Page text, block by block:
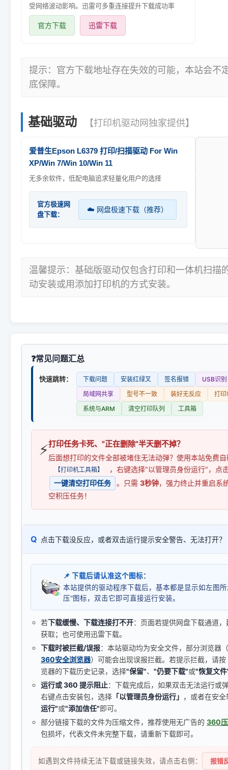
受网络波动影响。迅雷可多重连接提升下载成功率
官方下载 迅雷下载
提示：官方下载地址存在失效的可能，本站会不
底保障。
基础驱动 【打印机驱动网独家提供】
爱普生Epson L6379 打印/扫描驱动 For Win
XP/Win 7/Win 10/Win 11
无多余软件，低配电脑追求轻量化用户的选择
官方极速网
盘下载：
☁️ 网盘极速下载（推荐）
温馨提示：基础版驱动仅包含打印和一体机扫描
动安装或用添加打印机的方式安装。
常见问题汇总
快速跳转： 下载问题 安装红绿叉 签名报错
USB识别
局域网共享
型号不一致 装好无反应
打印
系统与ARM
清空打印队列 工具箱
⚡打印任务卡死、"正在删除"半天删不掉？
后面想打印的文件全部被堵住无法动弹？使用本站免费
【打印机工具箱】
，右键选择"以管理员身份运行"，点
一键清空打印任务
。只需 3秒钟，强力终止并重启系
空积压任务！
Q 点击下载没反应，或者双击运行提示安全警告、无法打开？
📌 下载后请认准这个图标：
本站提供的驱动程序下载后，基本都是显示如左图
压"图标，双击它即可直接运行安装。
若下载缓慢、下载连接打不开：页面若提供网盘下载通道
获取；也可使用迅雷下载。
下载时被拦截/误报：本站驱动均为安全文件，部分浏览器
360安全浏览器）可能会出现误报拦截。若提示拦截，请按
览器的下载历史记录，选择"保留"、 "仍要下载"或"恢复文
运行或 360 提示阻止：下载完成后，如果双击无法运行或
右键点击安装包，选择 「以管理员身份运行」 ，或者在安
运行"或"添加信任"即可。
部分链接下载的文件为压缩文件，推荐使用无广告的 360
包损坏，代表文件未完整下载，请重新下载即可。
如遇到文件持续无法下载或链接失效，请点击右侧： 报错